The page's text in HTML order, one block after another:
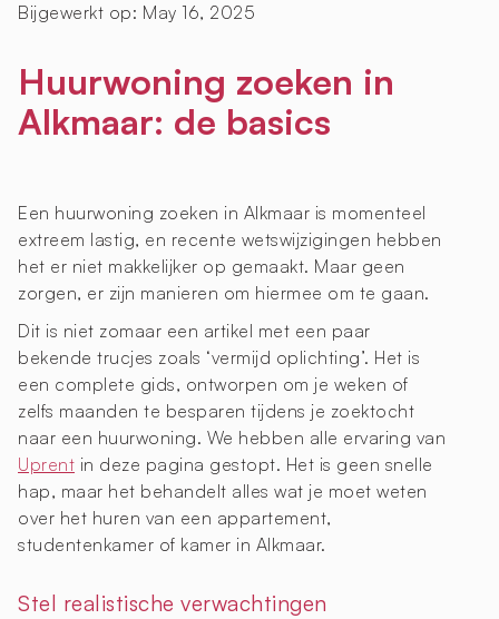
Bijgewerkt op: May 16, 2025
Huurwoning zoeken in
Alkmaar: de basics
Een huurwoning zoeken in Alkmaar is momenteel
extreem lastig, en recente wetswijzigingen hebben
het er niet makkelijker op gemaakt. Maar geen
zorgen, er zijn manieren om hiermee om te gaan.
Dit is niet zomaar een artikel met een paar
bekende trucjes zoals ‘vermijd oplichting’. Het is
een complete gids, ontworpen om je weken of
zelfs maanden te besparen tijdens je zoektocht
naar een huurwoning. We hebben alle ervaring van
Uprent in deze pagina gestopt. Het is geen snelle
hap, maar het behandelt alles wat je moet weten
over het huren van een appartement,
studentenkamer of kamer in Alkmaar.
Stel realistische verwachtingen